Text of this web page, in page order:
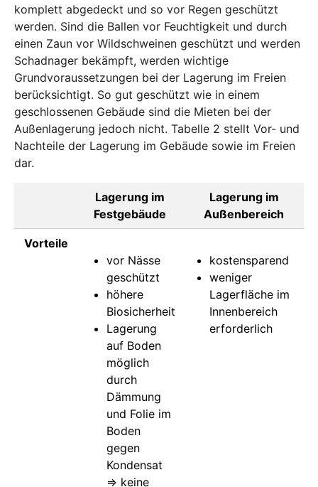
komplett abgedeckt und so vor Regen geschützt
werden. Sind die Ballen vor Feuchtigkeit und durch
einen Zaun vor Wildschweinen geschützt und werden
Schadnager bekämpft, werden wichtige
Grundvoraussetzungen bei der Lagerung im Freien
berücksichtigt. So gut geschützt wie in einem
geschlossenen Gebäude sind die Mieten bei der
Außenlagerung jedoch nicht. Tabelle 2 stellt Vor- und
Nachteile der Lagerung im Gebäude sowie im Freien
dar.
Lagerung im
Festgebäude
Lagerung im
Außenbereich
Vorteile
vor Nässe
geschützt
höhere
Biosicherheit
Lagerung
auf Boden
möglich
durch
Dämmung
und Folie im
Boden
gegen
Kondensat
⇒ keine
kostensparend
weniger
Lagerfläche im
Innenbereich
erforderlich